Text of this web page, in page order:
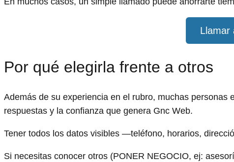
Llamar
Por qué elegirla frente a otros
Además de su experiencia en el rubro, muchas personas
respuestas y la confianza que genera Gnc Web.
Tener todos los datos visibles —teléfono, horarios,
Si necesitas conocer otros (PONER NEGOCIO, ej: